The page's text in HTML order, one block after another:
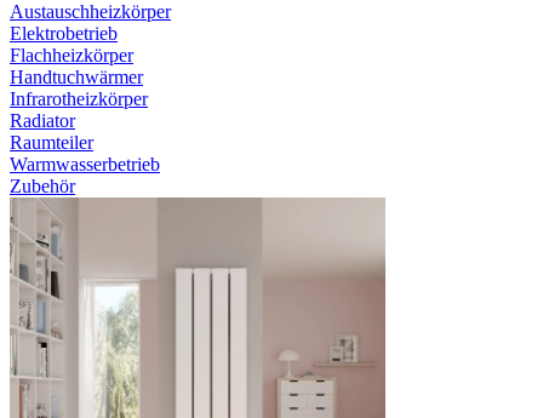
Austauschheizkörper
Elektrobetrieb
Flachheizkörper
Handtuchwärmer
Infrarotheizkörper
Radiator
Raumteiler
Warmwasserbetrieb
Zubehör